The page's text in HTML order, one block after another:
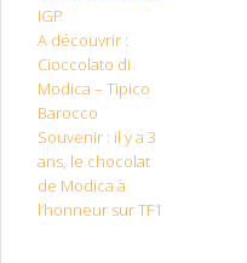
IGP
A découvrir :
Cioccolato di
Modica – Tipico
Barocco
Souvenir : il y a 3
ans, le chocolat
de Modica à
l’honneur sur TF1